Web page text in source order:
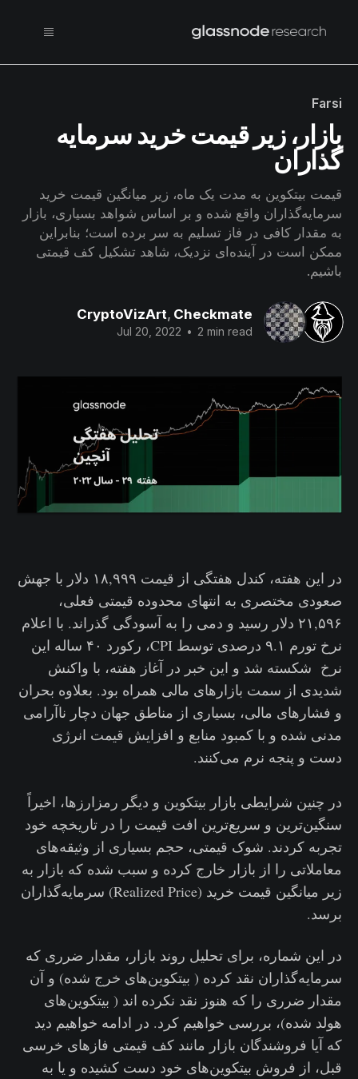
Farsi
بازار، زیر قیمت خرید سرمایه
گذاران
قیمت بیتکوین به مدت یک ماه، زیر میانگین قیمت خرید
سرمایه‌گذاران واقع شده و بر اساس شواهد بسیاری، بازار
به مقدار کافی در فاز تسلیم به سر برده است؛ بنابراین
ممکن است در آینده‌ای نزدیک، شاهد تشکیل کف قیمتی
باشیم‌.
CryptoVizArt, Checkmate
Jul 20, 2022 • 2 min read
در این هفته، کندل هفتگی از قیمت ۱۸,۹۹۹ دلار با جهش
صعودی مختصری به انتهای محدوده قیمتی فعلی،
۲۱,۵۹۶ دلار رسید و دمی را به آسودگی گذراند. با اعلام
نرخ تورم ۹.۱ درصدی توسط CPI، رکورد ۴۰ ساله این
نرخ شکسته شد و این خبر در آغاز هفته، با واکنش‌
شدیدی از سمت بازارهای مالی همراه بود. بعلاوه بحران‌‌
و فشارهای مالی، بسیاری از مناطق جهان دچار ناآرامی
مدنی شده و با کمبود منابع و افزایش قیمت انرژی
دست و پنجه نرم می‌کنند.
در چنین شرایطی بازار بیتکوین و دیگر رمزارزها، اخیراً
سنگین‌ترین و سریع‌ترین افت قیمت را در تاریخچه خود
تجربه کردند. شوک قیمتی، حجم بسیاری از وثیقه‌های
معاملاتی را از بازار خارج کرده و سبب شده که بازار به
زیر میانگین قیمت خرید (Realized Price) سرمایه‌گذاران
برسد.
در این شماره، برای تحلیل روند بازار، مقدار ضرری که
سرمایه‌گذاران نقد کرده ( بیتکوین‌های خرج شده) و آن‌
مقدار ضرری را که هنوز نقد نکرده اند ( بیتکوین‌های
هولد شده)، بررسی خواهیم کرد. در ادامه خواهیم دید
که آیا فروشندگان بازار مانند کف قیمتی فازهای خرسی
قبل، از فروش بیتکوین‌های خود دست کشیده‌ و یا به